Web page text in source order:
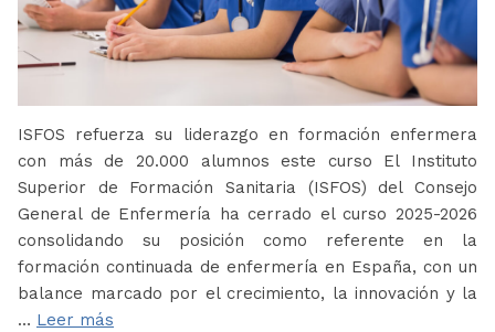
ISFOS refuerza su liderazgo en formación enfermera
con más de 20.000 alumnos este curso El Instituto
Superior de Formación Sanitaria (ISFOS) del Consejo
General de Enfermería ha cerrado el curso 2025-2026
consolidando su posición como referente en la
formación continuada de enfermería en España, con un
balance marcado por el crecimiento, la innovación y la
… Leer más